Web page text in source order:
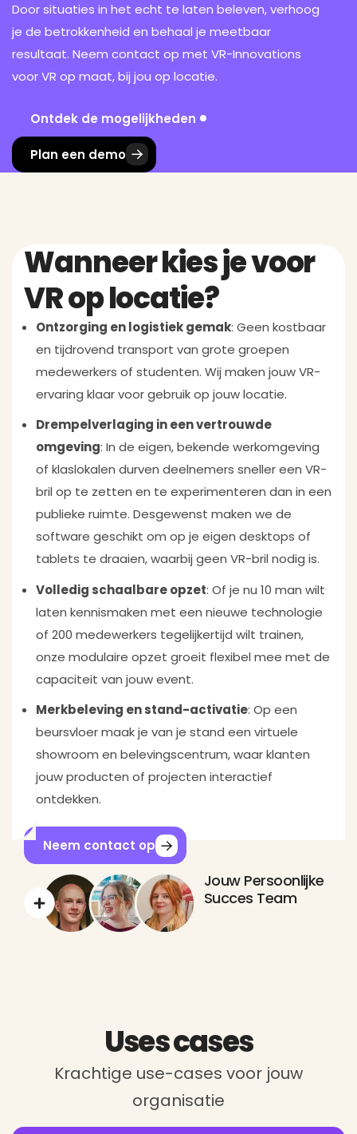
Door situaties in het echt te laten beleven, verhoog
je de betrokkenheid en behaal je meetbaar
resultaat. Neem contact op met VR-Innovations
voor VR op maat, bij jou op locatie.
Plan een demo
Ontdek de mogelijkheden
Wanneer kies je voor
VR op locatie?
Ontzorging en logistiek gemak: Geen kostbaar
en tijdrovend transport van grote groepen
medewerkers of studenten. Wij maken jouw VR-
ervaring klaar voor gebruik op jouw locatie.
Drempelverlaging in een vertrouwde
omgeving: In de eigen, bekende werkomgeving
of klaslokalen durven deelnemers sneller een VR-
bril op te zetten en te experimenteren dan in een
publieke ruimte. Desgewenst maken we de
software geschikt om op je eigen desktops of
tablets te draaien, waarbij geen VR-bril nodig is.
Volledig schaalbare opzet: Of je nu 10 man wilt
laten kennismaken met een nieuwe technologie
of 200 medewerkers tegelijkertijd wilt trainen,
onze modulaire opzet groeit flexibel mee met de
capaciteit van jouw event.
Merkbeleving en stand-activatie: Op een
beursvloer maak je van je stand een virtuele
showroom en belevingscentrum, waar klanten
jouw producten of projecten interactief
ontdekken.
Neem contact op
Jouw Persoonlijke
Succes Team
Uses cases
Krachtige use-cases voor jouw
organisatie